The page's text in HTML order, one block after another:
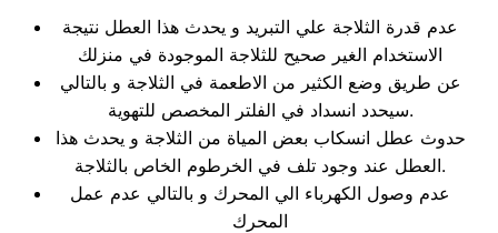
عدم قدرة الثلاجة علي التبريد و يحدث هذا العطل نتيجة
الاستخدام الغير صحيح للثلاجة الموجودة في منزلك
عن طريق وضع الكثير من الاطعمة في الثلاجة و بالتالي
سيحدد انسداد في الفلتر المخصص للتهوية.
حدوث عطل انسكاب بعض المياة من الثلاجة و يحدث هذا
العطل عند وجود تلف في الخرطوم الخاص بالثلاجة.
عدم وصول الكهرباء الي المحرك و بالتالي عدم عمل
المحرك